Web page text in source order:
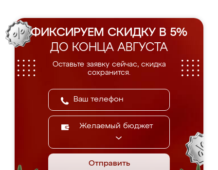
ФИКСИРУЕМ СКИДКУ В 5%
ДО КОНЦА АВГУСТА
Оставьте заявку сейчас, скидка
сохранится.
Желаемый бюджет
Отправить